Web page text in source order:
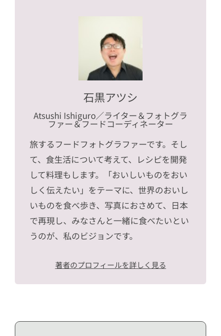
石黒アツシ
Atsushi Ishiguro／ライター＆フォトグラ
ファー＆フードコーディネーター
旅するフードフォトグラファーです。そし
て、食生活について考えて、レシピを開発
して料理もします。「おいしいものをおい
しく伝えたい」をテーマに、世界のおいし
いものを食べ歩き、写真におさめて、日本
で再現し、みなさんと一緒に食べたいとい
うのが、私のビジョンです。
著者のプロフィールを詳しく見る